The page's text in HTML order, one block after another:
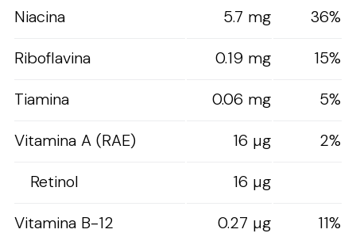
Niacina
5.7 mg
36%
Riboflavina
0.19 mg
15%
Tiamina
0.06 mg
5%
Vitamina A (RAE)
16 µg
2%
Retinol
16 µg
Vitamina B-12
0.27 µg
11%